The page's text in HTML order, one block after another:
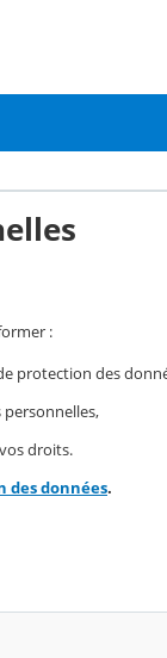
:
protection des
droits.
des données.